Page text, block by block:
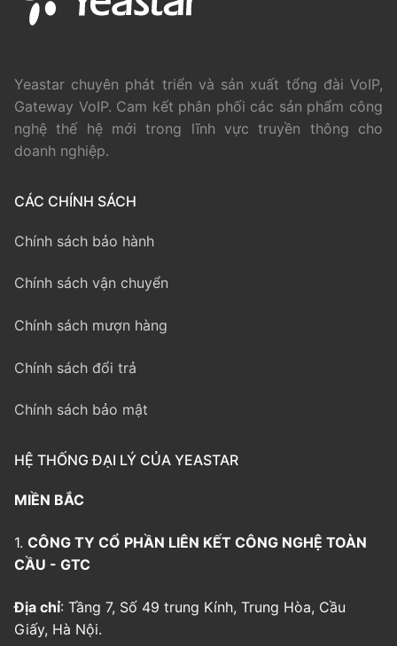
Yeastar chuyên phát triển và sản xuất tổng đài VoIP,
Gateway VoIP. Cam kết phân phối các sản phẩm công
nghệ thế hệ mới trong lĩnh vực truyền thông cho
doanh nghiệp.
CÁC CHÍNH SÁCH
Chính sách bảo hành
Chính sách vận chuyển
Chính sách mượn hàng
Chính sách đổi trả
Chính sách bảo mật
HỆ THỐNG ĐẠI LÝ CỦA YEASTAR
MIỀN BẮC
1. CÔNG TY CỔ PHẦN LIÊN KẾT CÔNG NGHỆ TOÀN
CẦU - GTC
Địa chỉ: Tầng 7, Số 49 trung Kính, Trung Hòa, Cầu
Giấy, Hà Nội.